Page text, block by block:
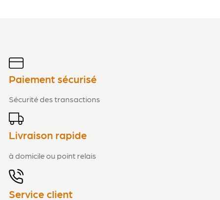
Paiement sécurisé
Sécurité des transactions
Livraison rapide
à domicile ou point relais
Service client